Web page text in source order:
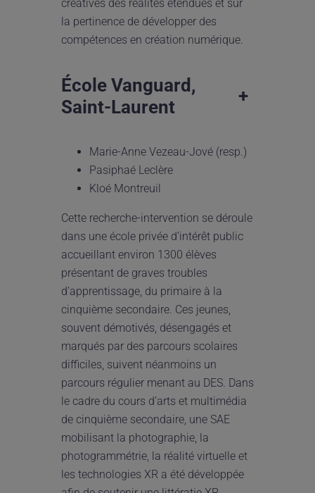
créatives des réalités étendues et sur
la pertinence de développer des
compétences en création numérique.
École Vanguard,
Saint-Laurent
+
Marie-Anne Vezeau-Jové (resp.)
Pasiphaé Leclère
Kloé Montreuil
Cette recherche-intervention se déroule
dans une école privée d’intérêt public
accueillant environ 1300 élèves
présentant de graves troubles
d’apprentissage, du primaire à la
cinquième secondaire. Ces jeunes,
souvent démotivés, désengagés et
marqués par des parcours scolaires
difficiles, suivent néanmoins un
parcours régulier menant au DES. Dans
le cadre du cours d’arts et multimédia
de cinquième secondaire, une SAE
mobilisant la photographie, la
photogrammétrie, la réalité virtuelle et
les technologies XR a été développée